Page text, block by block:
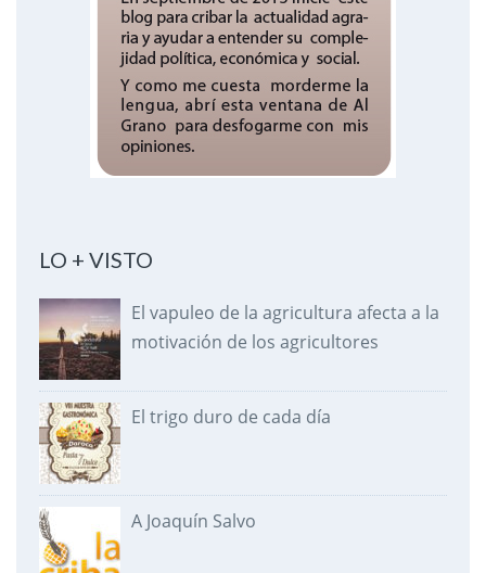
LO + VISTO
El vapuleo de la agricultura afecta a la
motivación de los agricultores
El trigo duro de cada día
A Joaquín Salvo